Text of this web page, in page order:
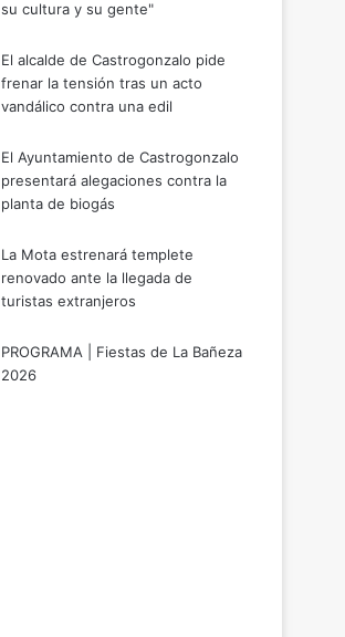
su cultura y su gente"
El alcalde de Castrogonzalo pide
frenar la tensión tras un acto
vandálico contra una edil
El Ayuntamiento de Castrogonzalo
presentará alegaciones contra la
planta de biogás
La Mota estrenará templete
renovado ante la llegada de
turistas extranjeros
PROGRAMA | Fiestas de La Bañeza
2026